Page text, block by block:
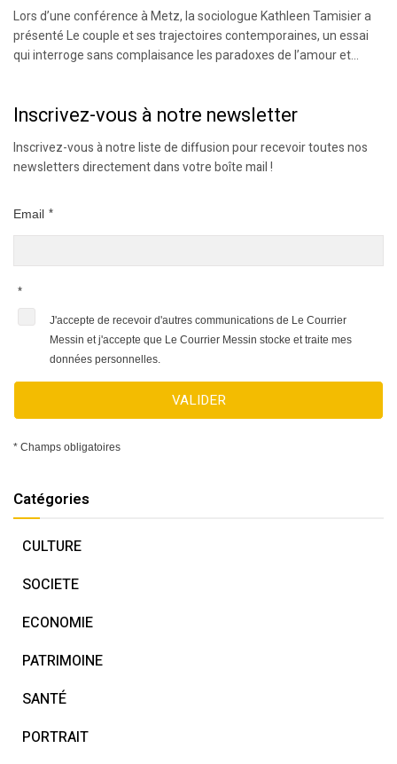
Lors d’une conférence à Metz, la sociologue Kathleen Tamisier a
présenté Le couple et ses trajectoires contemporaines, un essai
qui interroge sans complaisance les paradoxes de l’amour et...
Inscrivez-vous à notre newsletter
Inscrivez-vous à notre liste de diffusion pour recevoir toutes nos
newsletters directement dans votre boîte mail !
Email *
*
J'accepte de recevoir d'autres communications de Le Courrier
Messin et j'accepte que Le Courrier Messin stocke et traite mes
données personnelles.
VALIDER
* Champs obligatoires
Catégories
CULTURE
SOCIETE
ECONOMIE
PATRIMOINE
SANTÉ
PORTRAIT